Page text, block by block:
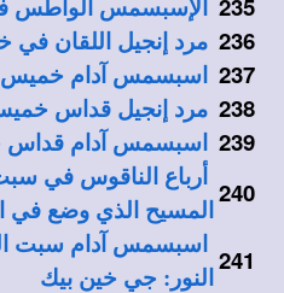
235 الإسبسمس الواطس
236 مرد إنجيل اللقان في
237 اسبسمس آدام خميس
238 مرد إنجيل قداس
239 اسبسمس آدام قداس
240
أرباع الناقوس في
المسيح الذي وضع في
241
اسبسمس آدام سبت
النور: جي خين بيك